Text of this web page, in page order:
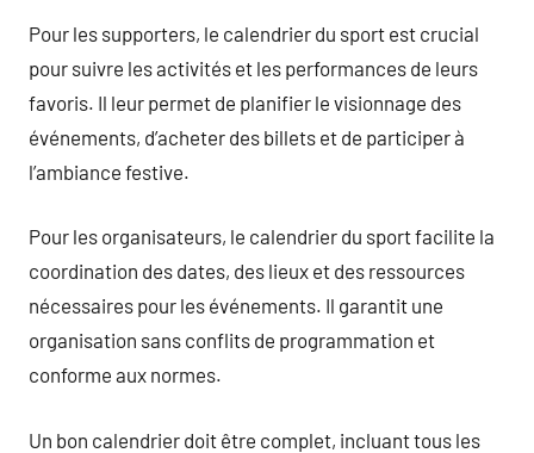
Pour les supporters, le calendrier du sport est crucial
pour suivre les activités et les performances de leurs
favoris. Il leur permet de planifier le visionnage des
événements, d’acheter des billets et de participer à
l’ambiance festive.
Pour les organisateurs, le calendrier du sport facilite la
coordination des dates, des lieux et des ressources
nécessaires pour les événements. Il garantit une
organisation sans conflits de programmation et
conforme aux normes.
Un bon calendrier doit être complet, incluant tous les